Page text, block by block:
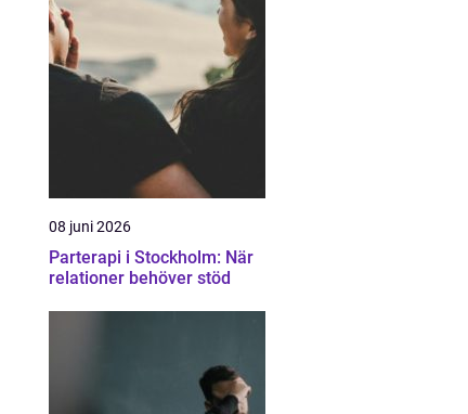
08 juni 2026
Parterapi i Stockholm: När
relationer behöver stöd